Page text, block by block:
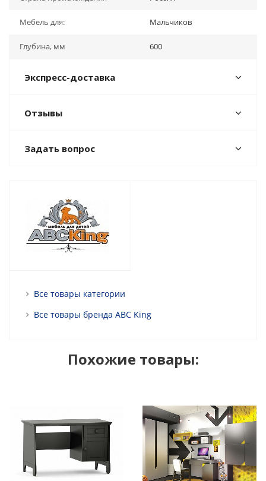
Мебель для: Мальчиков
Глубина, мм 600
Экспресс-доставка
Отзывы
Задать вопрос
Все товары категории
Все товары бренда ABC King
Похожие товары: